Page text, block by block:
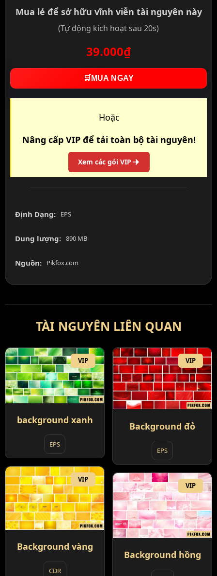
Mua lẻ để sở hữu vĩnh viễn tài nguyên này
(Tự động kích hoạt sau 20s)
39.000₫
🛒 MUA NGAY
Hoặc
Nâng cấp VIP để tải toàn bộ tài nguyên!
Xem các gói VIP
Định Dạng: EPS
Dung lượng: 890 MB
Nguồn: Pikfox.com
TÀI NGUYÊN LIÊN QUAN
VIP
background xanh
EPS
VIP
Background đỏ
EPS
VIP
Background vàng
CDR
VIP
Background hồng